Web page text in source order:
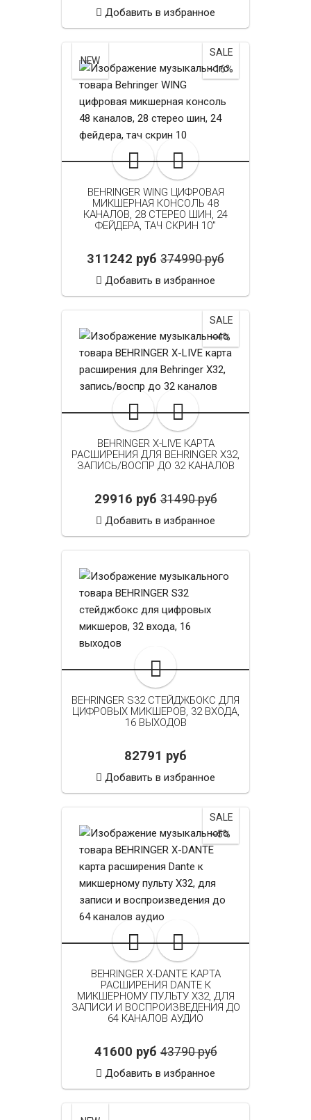
Добавить в избранное
NEW
SALE
~16%
BEHRINGER WING ЦИФРОВАЯ
МИКШЕРНАЯ КОНСОЛЬ 48
КАНАЛОВ, 28 СТЕРЕО ШИН, 24
ФЕЙДЕРА, ТАЧ СКРИН 10"
311242 руб 374990 руб
Добавить в избранное
SALE
~4%
BEHRINGER X-LIVE КАРТА
РАСШИРЕНИЯ ДЛЯ BEHRINGER X32,
ЗАПИСЬ/ВОСПР ДО 32 КАНАЛОВ
29916 руб 31490 руб
Добавить в избранное
BEHRINGER S32 СТЕЙДЖБОКС ДЛЯ
ЦИФРОВЫХ МИКШЕРОВ, 32 ВХОДА,
16 ВЫХОДОВ
82791 руб
Добавить в избранное
SALE
~5%
BEHRINGER X-DANTE КАРТА
РАСШИРЕНИЯ DANTE К
МИКШЕРНОМУ ПУЛЬТУ X32, ДЛЯ
ЗАПИСИ И ВОСПРОИЗВЕДЕНИЯ ДО
64 КАНАЛОВ АУДИО
41600 руб 43790 руб
Добавить в избранное